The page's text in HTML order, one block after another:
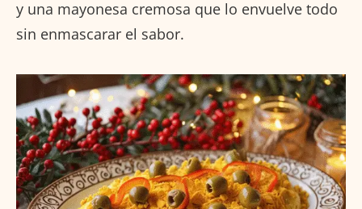
y una mayonesa cremosa que lo envuelve todo
sin enmascarar el sabor.